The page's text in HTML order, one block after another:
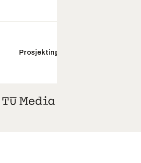
Prosjektingeniør